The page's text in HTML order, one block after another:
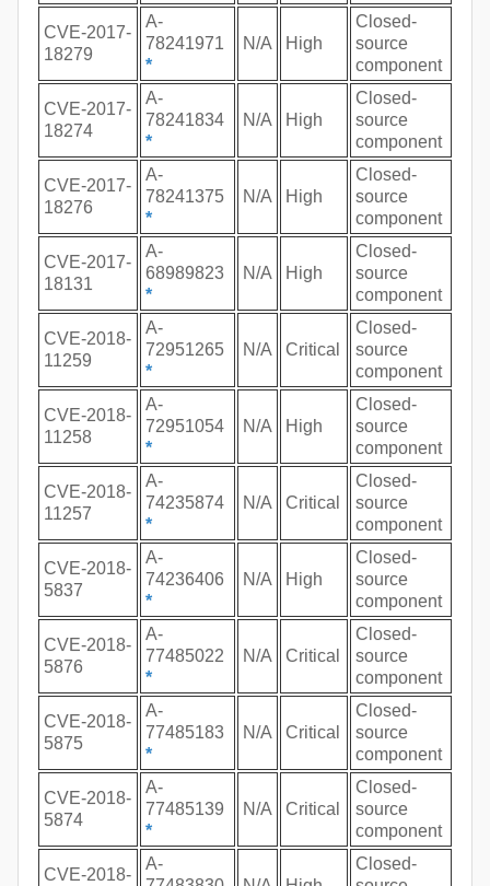
CVE-2017-
18279
A-
78241971
*
N/A High
Closed-
source
component
CVE-2017-
18274
A-
78241834
*
N/A High
Closed-
source
component
CVE-2017-
18276
A-
78241375
*
N/A High
Closed-
source
component
CVE-2017-
18131
A-
68989823
*
N/A High
Closed-
source
component
CVE-2018-
11259
A-
72951265
*
N/A Critical
Closed-
source
component
CVE-2018-
11258
A-
72951054
*
N/A High
Closed-
source
component
CVE-2018-
11257
A-
74235874
*
N/A Critical
Closed-
source
component
CVE-2018-
5837
A-
74236406
*
N/A High
Closed-
source
component
CVE-2018-
5876
A-
77485022
*
N/A Critical
Closed-
source
component
CVE-2018-
5875
A-
77485183
*
N/A Critical
Closed-
source
component
CVE-2018-
5874
A-
77485139
*
N/A Critical
Closed-
source
component
CVE-2018-
A-
Closed-